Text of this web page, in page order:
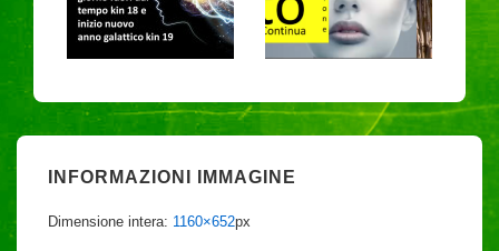
INFORMAZIONI IMMAGINE
Dimensione intera: 1160×652px